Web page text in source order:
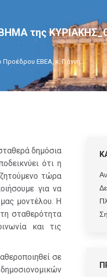
της
ΕΒΕΑ, κ. Γιάννη…
δημόσια
ότι η
τώρα
για να
μοντέλου. Η
σταθερότητα
και τις
σε